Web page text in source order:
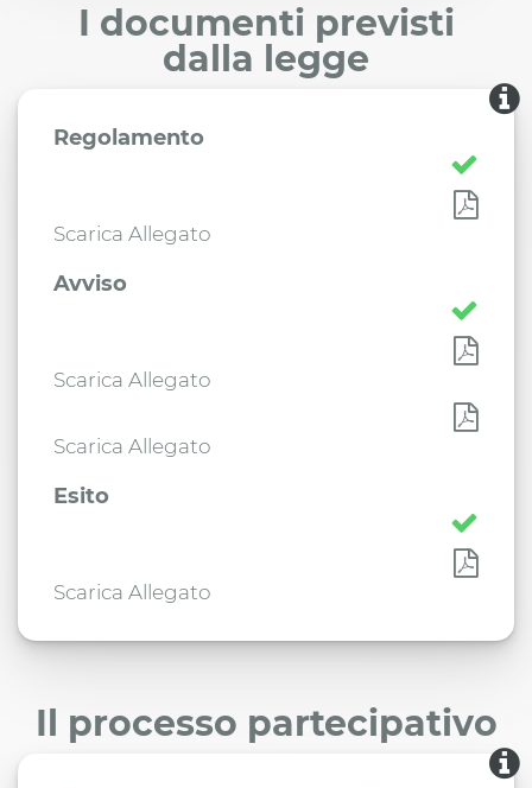
I documenti previsti
dalla legge
Regolamento
Scarica Allegato
Avviso
Scarica Allegato
Scarica Allegato
Esito
Scarica Allegato
Il processo partecipativo